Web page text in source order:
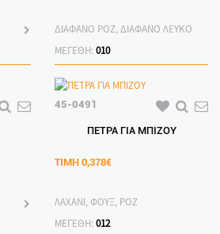
ΔΙΑΦΑΝΟ ΡΟΖ, ΔΙΑΦΑΝΟ ΛΕΥΚΟ
ΜΕΓΕΘΗ: 010
45-0491
ΠΕΤΡΑ ΓΙΑ ΜΠΙΖΟΥ
ΤΙΜΗ 0,378€
ΛΑΧΑΝΙ, ΦΟΥΞ, ΡΟΖ
ΜΕΓΕΘΗ: 012